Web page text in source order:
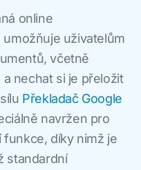
online
uživatelům
včetně
nechat si je přeložit
Překladač Google
navržen pro
funkce, díky nimž je
standardní